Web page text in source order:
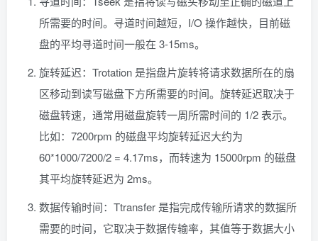
所需要的时间。寻道时间越短，I/O 操作越快，目前磁
盘的平均寻道时间一般在 3-15ms。
旋转延迟：Trotation 是指盘片旋转将请求数据所在的扇
区移动到读写磁盘下方所需要的时间。旋转延迟取决于
磁盘转速，通常用磁盘旋转一周所需时间的 1/2 表示。
比如：7200rpm 的磁盘平均旋转延迟大约为
60*1000/7200/2 = 4.17ms，而转速为 15000rpm 的磁盘
其平均旋转延迟为 2ms。
数据传输时间：Ttransfer 是指完成传输所请求的数据所
需要的时间，它取决于数据传输率，其值等于数据大小